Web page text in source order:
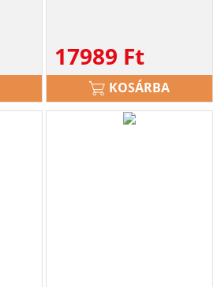
17989 Ft
KOSÁRBA